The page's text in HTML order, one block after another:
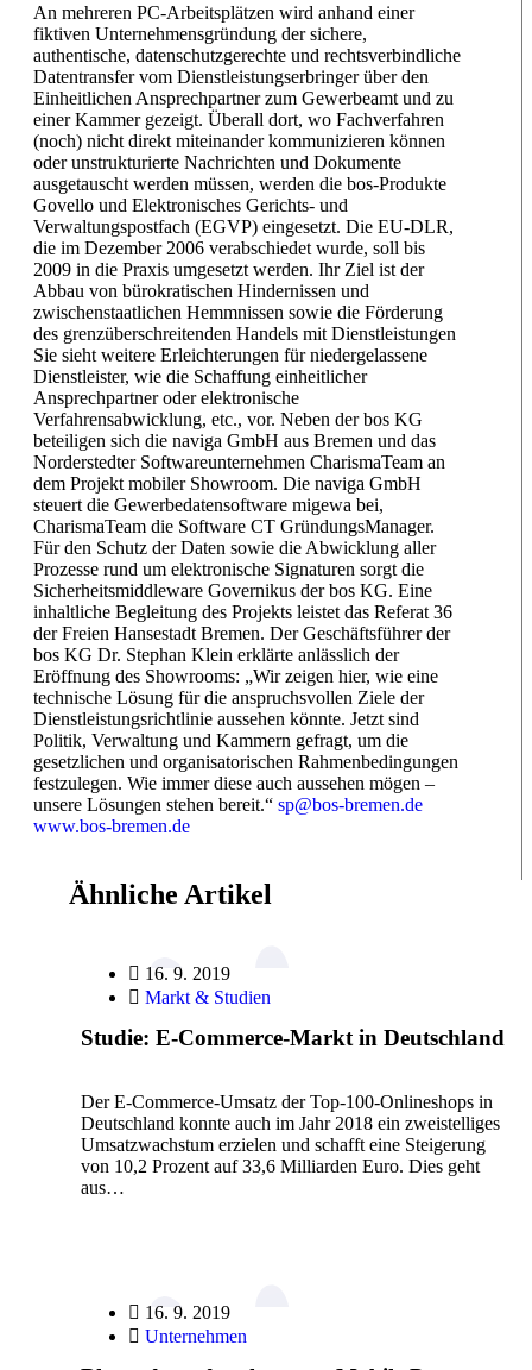
An mehreren PC-Arbeitsplätzen wird anhand einer
fiktiven Unternehmensgründung der sichere,
authentische, datenschutzgerechte und rechtsverbindliche
Datentransfer vom Dienstleistungserbringer über den
Einheitlichen Ansprechpartner zum Gewerbeamt und zu
einer Kammer gezeigt. Überall dort, wo Fachverfahren
(noch) nicht direkt miteinander kommunizieren können
oder unstrukturierte Nachrichten und Dokumente
ausgetauscht werden müssen, werden die bos-Produkte
Govello und Elektronisches Gerichts- und
Verwaltungspostfach (EGVP) eingesetzt. Die EU-DLR,
die im Dezember 2006 verabschiedet wurde, soll bis
2009 in die Praxis umgesetzt werden. Ihr Ziel ist der
Abbau von bürokratischen Hindernissen und
zwischenstaatlichen Hemmnissen sowie die Förderung
des grenzüberschreitenden Handels mit Dienstleistungen
Sie sieht weitere Erleichterungen für niedergelassene
Dienstleister, wie die Schaffung einheitlicher
Ansprechpartner oder elektronische
Verfahrensabwicklung, etc., vor. Neben der bos KG
beteiligen sich die naviga GmbH aus Bremen und das
Norderstedter Softwareunternehmen CharismaTeam an
dem Projekt mobiler Showroom. Die naviga GmbH
steuert die Gewerbedatensoftware migewa bei,
CharismaTeam die Software CT GründungsManager.
Für den Schutz der Daten sowie die Abwicklung aller
Prozesse rund um elektronische Signaturen sorgt die
Sicherheitsmiddleware Governikus der bos KG. Eine
inhaltliche Begleitung des Projekts leistet das Referat 36
der Freien Hansestadt Bremen. Der Geschäftsführer der
bos KG Dr. Stephan Klein erklärte anlässlich der
Eröffnung des Showrooms: „Wir zeigen hier, wie eine
technische Lösung für die anspruchsvollen Ziele der
Dienstleistungsrichtlinie aussehen könnte. Jetzt sind
Politik, Verwaltung und Kammern gefragt, um die
gesetzlichen und organisatorischen Rahmenbedingungen
festzulegen. Wie immer diese auch aussehen mögen –
unsere Lösungen stehen bereit.“ sp@bos-bremen.de
www.bos-bremen.de
Ähnliche Artikel
16. 9. 2019
Markt & Studien
Studie: E-Commerce-Markt in Deutschland
Der E-Commerce-Umsatz der Top-100-Onlineshops in
Deutschland konnte auch im Jahr 2018 ein zweistelliges
Umsatzwachstum erzielen und schafft eine Steigerung
von 10,2 Prozent auf 33,6 Milliarden Euro. Dies geht
aus…
16. 9. 2019
Unternehmen